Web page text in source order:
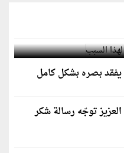
لهذا السبب
بصره بشكل كامل
توجّه رسالة شكر